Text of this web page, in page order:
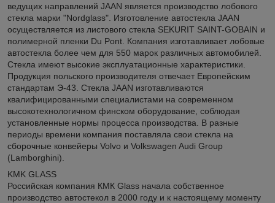
ведущих направлений JAAN является производство лобового
стекла марки "Nordglass". Изготовление автостекла JAAN
осуществляется из листового стекла SEKURIT SAINT-GOBAIN и
полимерной пленки Du Pont. Компания изготавливает лобовые
автостекла более чем для 550 марок различных автомобилей.
Стекла имеют высокие эксплуатационные характеристики.
Продукция польского производителя отвечает Европейским
стандартам Э-43. Стекла JAAN изготавливаются
квалифицированными специалистами на современном
высокотехнологичном финском оборудование, соблюдая
установленные нормы процесса производства. В разные
периоды времени компания поставляла свои стекла на
сборочные конвейеры Volvo и Volkswagen Audi Group
(Lamborghini).
KMK GLASS
Российская компания КМК Glass начала собственное
производство автостекол в 2000 году и к настоящему моменту